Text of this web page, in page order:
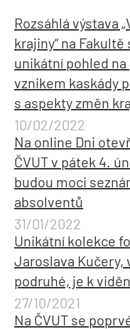
Rozsáhlá výstava
krajiny“ na
unikátní pohled
vznikem kaskády
s aspekty změn
10/02/2022
Na online Dni
ČVUT v pátek 4.
budou moci
absolventů
31/01/2022
Unikátní kolekce
Jaroslava Kučery,
podruhé, je k
27/10/2021
Na ČVUT se